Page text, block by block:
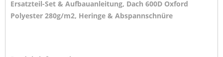
Ersatzteil-Set & Aufbauanleitung, Dach 600D Oxford
Polyester 280g/m2, Heringe & Abspannschnüre